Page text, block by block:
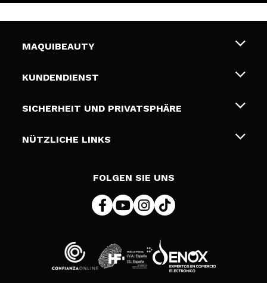
MAQUIBEAUTY
Über uns
Geschenkkarten
KUNDENDIENST
Liefer- und Versandkosten
Zahlung
SICHERHEIT UND PRIVATSPHÄRE
Bedingungen und Datenschutz
NÜTZLICHE LINKS
FOLGEN SIE UNS